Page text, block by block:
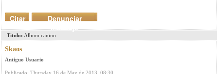
Denunciar
mensaje
Citar
Titulo: Album canino
Skaos
Antiguo Usuario
Publicado: Thursday 16 de May de 2013, 08:30